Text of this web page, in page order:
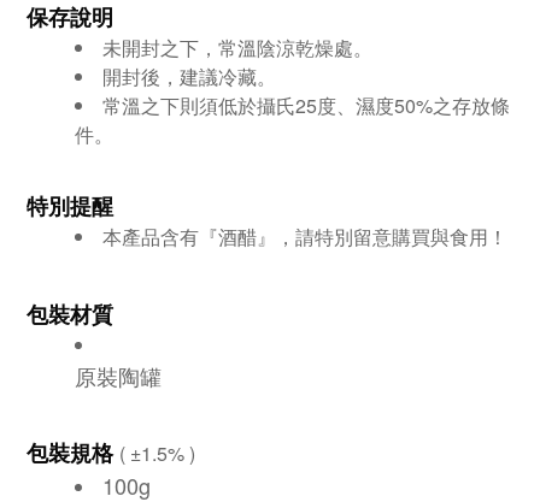
保存說明
未開封之下，常溫陰涼乾燥處。
開封後，建議冷藏。
常溫之下則須低於攝氏25度、濕度50%之存放條
件。
特別提醒
本產品含有『酒醋』，請特別留意購買與食用！
包裝材質
原裝陶罐
包裝規格 ( ±1.5%)
100g